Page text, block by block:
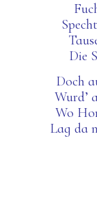
Die
Doch
Wurd’
Wo
Lag da